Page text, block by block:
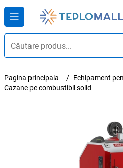
Pagina principala
Echipament
Cazane pe combustibil solid